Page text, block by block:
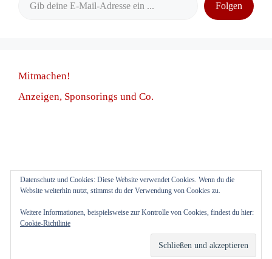
Folgen
Mitmachen!
Anzeigen, Sponsorings und Co.
Anmelden
Datenschutz
Datenschutz und Cookies: Diese Website verwendet Cookies. Wenn du die
Website weiterhin nutzt, stimmst du der Verwendung von Cookies zu.
Weitere Informationen, beispielsweise zur Kontrolle von Cookies, findest du hier:
Cookie-Richtlinie